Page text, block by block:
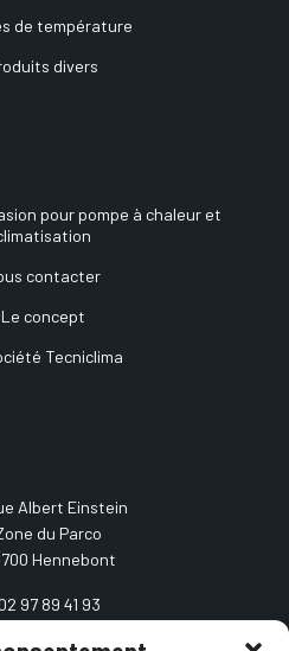
de température
divers
pour pompe à chaleur et
contacter
Le concept
Tecniclima
Albert Einstein
du Parco
Hennebont
02 97 89 41 93